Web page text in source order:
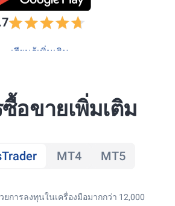
เรียนรู้เพิ่มเติม
อขายเพิ่มเติม
MT4 MT5
ยการลงทุนในเครื่องมือมากกว่า 12,000